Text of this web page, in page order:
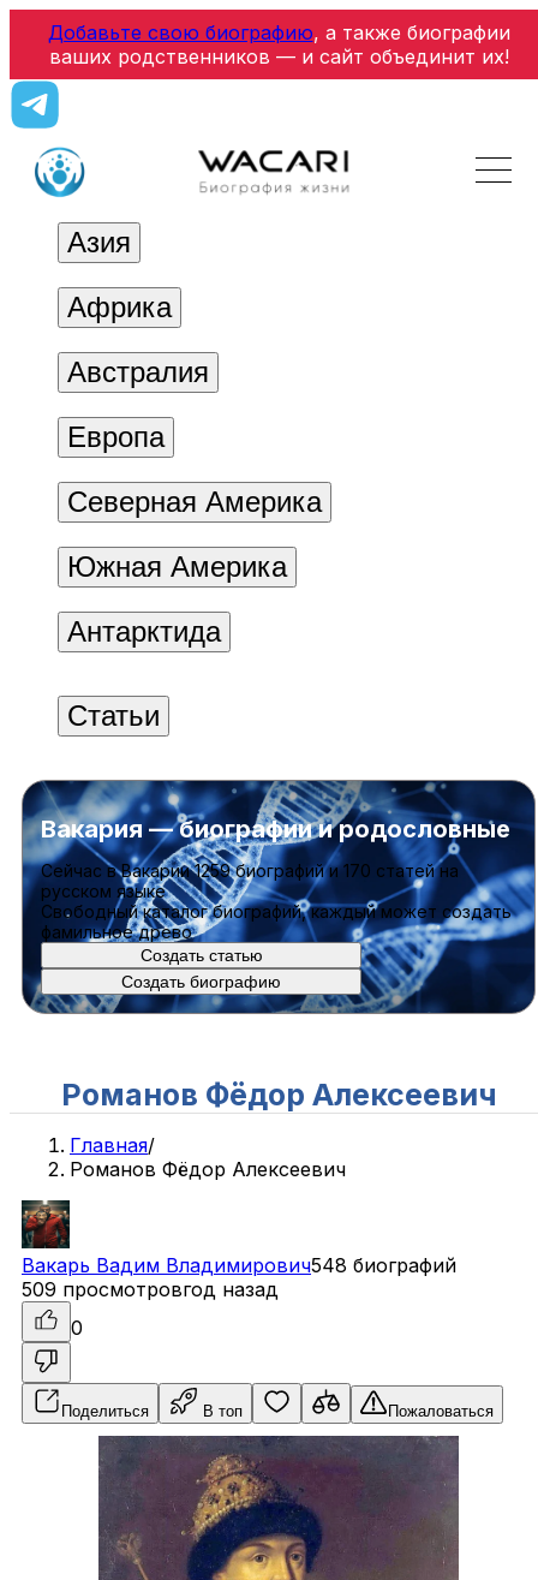
Добавьте свою биографию, а также биографии
ваших родственников — и сайт объединит их!
Азия
Африка
Австралия
Европа
Северная Америка
Южная Америка
Антарктида
Статьи
Вакария — биографии и родословные
Cейчас в Вакарии1259 биографийи170 статейна
русском языке
Свободный каталог биографий, каждый может создать
фамильное древо
Создать статью
Создать биографию
Романов Фёдор Алексеевич
Главная/
Романов Фёдор Алексеевич
Вакарь Вадим Владимирович548 биографий
509 просмотровгод назад
0
Поделиться В топ Пожаловаться